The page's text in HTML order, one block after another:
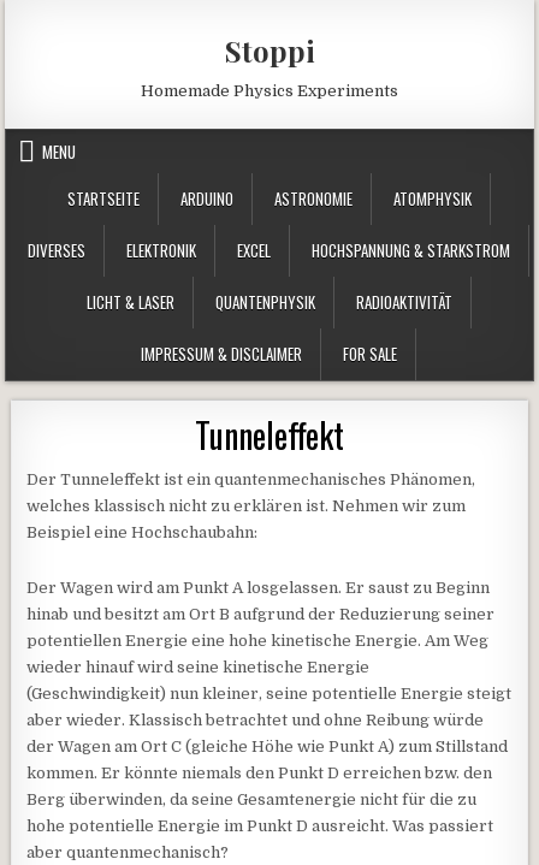
Stoppi
Homemade Physics Experiments
MENU
STARTSEITE
ARDUINO ASTRONOMIE ATOMPHYSIK
DIVERSES ELEKTRONIK EXCEL HOCHSPANNUNG & STARKSTROM
LICHT & LASER QUANTENPHYSIK RADIOAKTIVITÄT
IMPRESSUM & DISCLAIMER FOR SALE
Tunneleffekt
Der Tunneleffekt ist ein quantenmechanisches Phänomen,
welches klassisch nicht zu erklären ist. Nehmen wir zum
Beispiel eine Hochschaubahn:
Der Wagen wird am Punkt A losgelassen. Er saust zu Beginn
hinab und besitzt am Ort B aufgrund der Reduzierung seiner
potentiellen Energie eine hohe kinetische Energie. Am Weg
wieder hinauf wird seine kinetische Energie
(Geschwindigkeit) nun kleiner, seine potentielle Energie steigt
aber wieder. Klassisch betrachtet und ohne Reibung würde
der Wagen am Ort C (gleiche Höhe wie Punkt A) zum Stillstand
kommen. Er könnte niemals den Punkt D erreichen bzw. den
Berg überwinden, da seine Gesamtenergie nicht für die zu
hohe potentielle Energie im Punkt D ausreicht. Was passiert
aber quantenmechanisch?